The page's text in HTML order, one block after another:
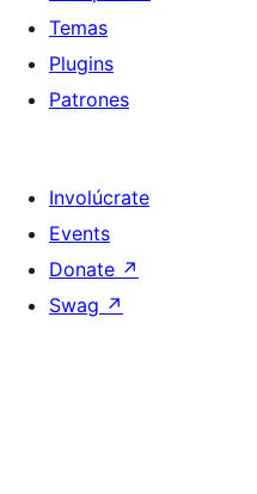
Temas
Plugins
Patrones
Involúcrate
Events
Donate ↗
Swag ↗